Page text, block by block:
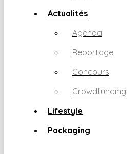
Actualités
Agenda
Reportage
Concours
Crowdfunding
Lifestyle
Packaging